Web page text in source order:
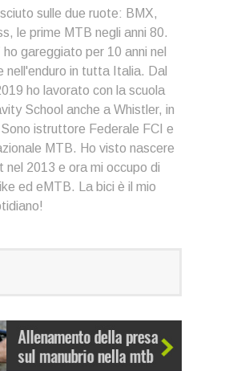
sulle due ruote: BMX,
le prime MTB negli anni 80.
ho gareggiato per 10 anni nel
nell'enduro in tutta Italia. Dal
ho lavorato con la scuola
School anche a Whistler, in
istruttore Federale FCI e
MTB. Ho visto nascere
nel 2013 e ora mi occupo di
ed eMTB. La bici è il mio